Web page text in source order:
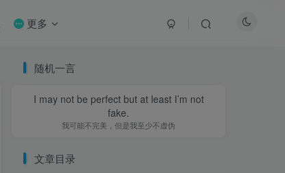
更多
随机一言
I may not be perfect but at least I’m not
fake.
我可能不完美，但是我至少不虚伪
文章目录
I may not be perfect but at least I’m not
fake.
我可能不完美，但是我至少不虚伪